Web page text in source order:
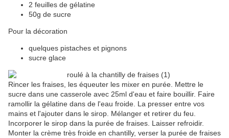
2 feuilles de gélatine
50g de sucre
Pour la décoration
quelques pistaches et pignons
sucre glace
Rincer les fraises, les équeuter les mixer en purée. Mettre le
sucre dans une casserole avec 25ml d'eau et faire bouillir. Faire
ramollir la gélatine dans de l'eau froide. La presser entre vos
mains et l'ajouter dans le sirop. Mélanger et retirer du feu.
Incorporer le sirop dans la purée de fraises. Laisser refroidir.
Monter la crème très froide en chantilly, verser la purée de fraises